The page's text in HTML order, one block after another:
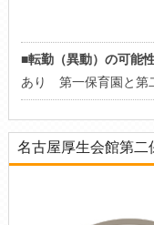
■転勤（異動）の可能
あり 第一保育園と第
名古屋厚生会館第二